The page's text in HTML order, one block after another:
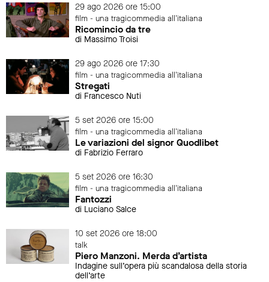
29 ago 2026 ore 15:00
film - una tragicommedia all'italiana
Ricomincio da tre
di Massimo Troisi
29 ago 2026 ore 17:30
film - una tragicommedia all'italiana
Stregati
di Francesco Nuti
5 set 2026 ore 15:00
film - una tragicommedia all'italiana
Le variazioni del signor Quodlibet
di Fabrizio Ferraro
5 set 2026 ore 16:30
film - una tragicommedia all'italiana
Fantozzi
di Luciano Salce
10 set 2026 ore 18:00
talk
Piero Manzoni. Merda d’artista
Indagine sull’opera più scandalosa della storia
dell’arte